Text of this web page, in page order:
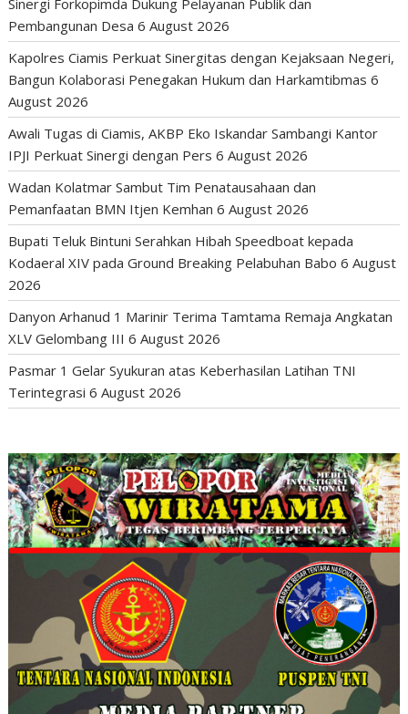
Sinergi Forkopimda Dukung Pelayanan Publik dan
Pembangunan Desa 6 August 2026
Kapolres Ciamis Perkuat Sinergitas dengan Kejaksaan Negeri,
Bangun Kolaborasi Penegakan Hukum dan Harkamtibmas 6
August 2026
Awali Tugas di Ciamis, AKBP Eko Iskandar Sambangi Kantor
IPJI Perkuat Sinergi dengan Pers 6 August 2026
Wadan Kolatmar Sambut Tim Penatausahaan dan
Pemanfaatan BMN Itjen Kemhan 6 August 2026
Bupati Teluk Bintuni Serahkan Hibah Speedboat kepada
Kodaeral XIV pada Ground Breaking Pelabuhan Babo 6 August
2026
Danyon Arhanud 1 Marinir Terima Tamtama Remaja Angkatan
XLV Gelombang III 6 August 2026
Pasmar 1 Gelar Syukuran atas Keberhasilan Latihan TNI
Terintegrasi 6 August 2026